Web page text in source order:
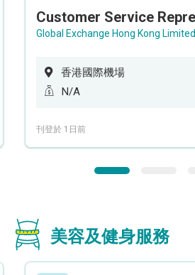
Global Exchange Hong Kong Limited
香港國際機場
N/A
刊登於 1日前
美容及健身服務